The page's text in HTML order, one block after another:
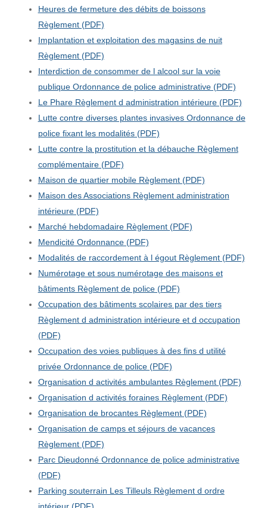
Heures de fermeture des débits de boissons
Règlement (PDF)
Implantation et exploitation des magasins de nuit
Règlement (PDF)
Interdiction de consommer de l alcool sur la voie
publique Ordonnance de police administrative (PDF)
Le Phare Règlement d administration intérieure (PDF)
Lutte contre diverses plantes invasives Ordonnance de
police fixant les modalités (PDF)
Lutte contre la prostitution et la débauche Règlement
complémentaire (PDF)
Maison de quartier mobile Règlement (PDF)
Maison des Associations Règlement administration
intérieure (PDF)
Marché hebdomadaire Règlement (PDF)
Mendicité Ordonnance (PDF)
Modalités de raccordement à l égout Règlement (PDF)
Numérotage et sous numérotage des maisons et
bâtiments Règlement de police (PDF)
Occupation des bâtiments scolaires par des tiers
Règlement d administration intérieure et d occupation
(PDF)
Occupation des voies publiques à des fins d utilité
privée Ordonnance de police (PDF)
Organisation d activités ambulantes Règlement (PDF)
Organisation d activités foraines Règlement (PDF)
Organisation de brocantes Règlement (PDF)
Organisation de camps et séjours de vacances
Règlement (PDF)
Parc Dieudonné Ordonnance de police administrative
(PDF)
Parking souterrain Les Tilleuls Règlement d ordre
intérieur (PDF)